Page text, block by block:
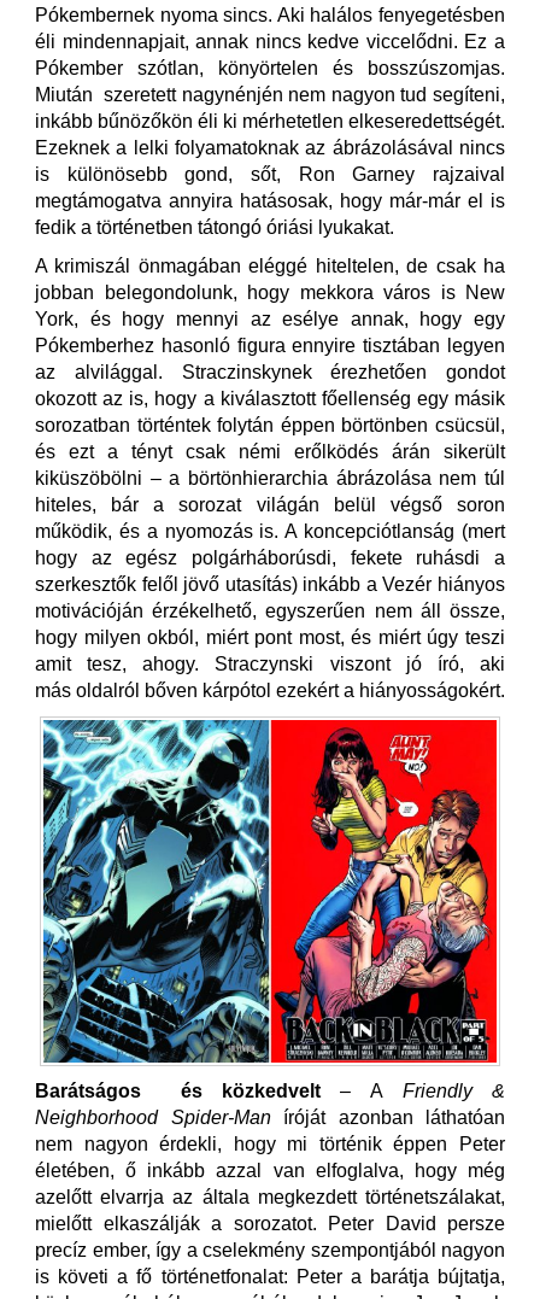
Pókembernek nyoma sincs. Aki halálos fenyegetésben
éli mindennapjait, annak nincs kedve viccelődni. Ez a
Pókember szótlan, könyörtelen és bosszúszomjas.
Miután szeretett nagynénjén nem nagyon tud segíteni,
inkább bűnözőkön éli ki mérhetetlen elkeseredettségét.
Ezeknek a lelki folyamatoknak az ábrázolásával nincs
is különösebb gond, sőt, Ron Garney rajzaival
megtámogatva annyira hatásosak, hogy már-már el is
fedik a történetben tátongó óriási lyukakat.
A krimiszál önmagában eléggé hiteltelen, de csak ha
jobban belegondolunk, hogy mekkora város is New
York, és hogy mennyi az esélye annak, hogy egy
Pókemberhez hasonló figura ennyire tisztában legyen
az alvilággal. Straczinskynek érezhetően gondot
okozott az is, hogy a kiválasztott főellenség egy másik
sorozatban történtek folytán éppen börtönben csücsül,
és ezt a tényt csak némi erőlködés árán sikerült
kiküszöbölni – a börtönhierarchia ábrázolása nem túl
hiteles, bár a sorozat világán belül végső soron
működik, és a nyomozás is. A koncepciótlanság (mert
hogy az egész polgárháborúsdi, fekete ruhásdi a
szerkesztők felől jövő utasítás) inkább a Vezér hiányos
motivációján érzékelhető, egyszerűen nem áll össze,
hogy milyen okból, miért pont most, és miért úgy teszi
amit tesz, ahogy. Straczynski viszont jó író, aki
más oldalról bőven kárpótol ezekért a hiányosságokért.
Barátságos és közkedvelt– A Friendly &
Neighborhood Spider-Maníróját azonban láthatóan
nem nagyon érdekli, hogy mi történik éppen Peter
életében, ő inkább azzal van elfoglalva, hogy még
azelőtt elvarrja az általa megkezdett történetszálakat,
mielőtt elkaszálják a sorozatot. Peter David persze
precíz ember, így a cselekmény szempontjából nagyon
is követi a fő történetfonalat: Peter a barátja bújtatja,